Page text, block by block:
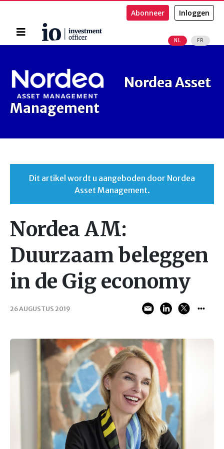
Home
NL FR
Abonneer Inloggen
Nordea Asset
Management
Dit artikel wordt u aangeboden door Nordea
Asset Management.
Nordea AM:
Duurzaam beleggen
in de Gig economy
26 AUGUSTUS 2019